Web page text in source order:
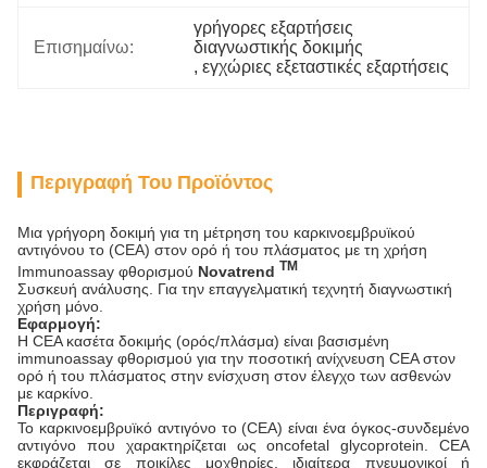
Επισημαίνω:
γρήγορες εξαρτήσεις
διαγνωστικής δοκιμής
, εγχώριες εξεταστικές εξαρτήσεις
Περιγραφή Του Προϊόντος
Μια γρήγορη δοκιμή για τη μέτρηση του καρκινοεμβρυϊκού
αντιγόνου το (CEA) στον ορό ή του πλάσματος με τη χρήση
Immunoassay φθορισμού Novatrend TM
Συσκευή ανάλυσης. Για την επαγγελματική τεχνητή διαγνωστική
χρήση μόνο.
Εφαρμογή:
Η CEA κασέτα δοκιμής (ορός/πλάσμα) είναι βασισμένη
immunoassay φθορισμού για την ποσοτική ανίχνευση CEA στον
ορό ή του πλάσματος στην ενίσχυση στον έλεγχο των ασθενών
με καρκίνο.
Περιγραφή:
Το καρκινοεμβρυϊκό αντιγόνο το (CEA) είναι ένα όγκος-συνδεμένο
αντιγόνο που χαρακτηρίζεται ως oncofetal glycoprotein. CEA
εκφράζεται σε ποικίλες μοχθηρίες, ιδιαίτερα πνευμονικοί ή